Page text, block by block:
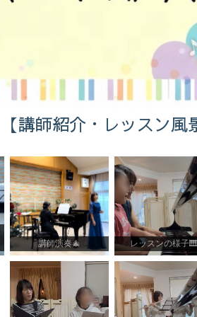
【講師紹介・レッスン風
講師演奏🎄 レッスンの様子🎹